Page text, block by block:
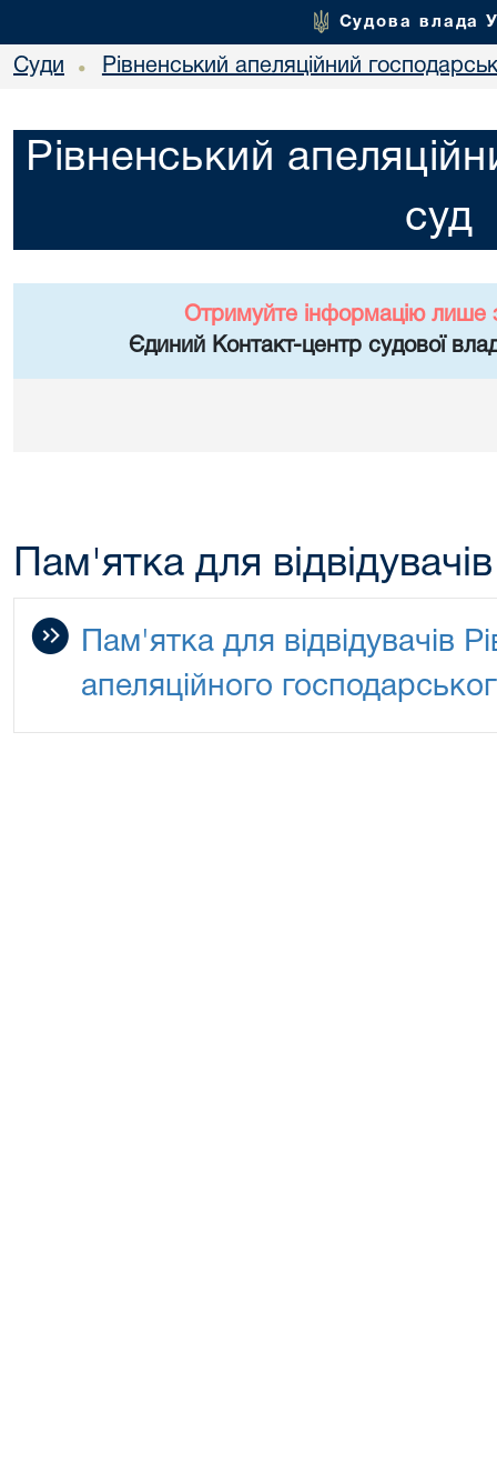
Судова влада
Суди • Рівненський апеляційний
Рівненський
суд
Отримуйте інформацію лише
Єдиний Контакт-центр судової
Пам'ятка для
Пам'ятка для відвідувачів
апеляційного